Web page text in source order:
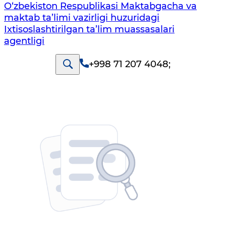
O‘zbekiston Respublikasi Maktabgacha va
maktab ta’limi vazirligi huzuridagi
Ixtisoslashtirilgan ta’lim muassasalari
agentligi
+998 71 207 4048;